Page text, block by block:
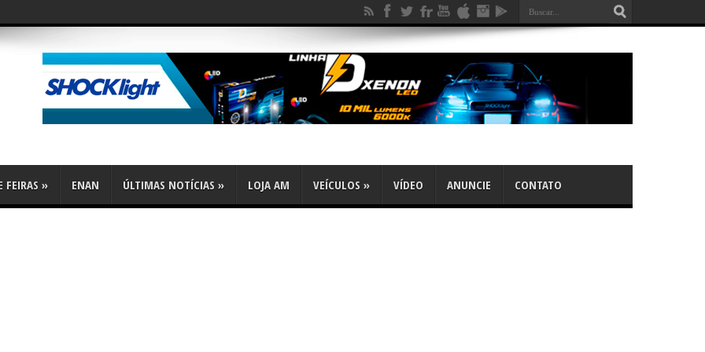
FEIRAS » ENAN ÚLTIMAS NOTÍCIAS » LOJA AM VEÍCULOS » VÍDEO ANUNCIE CONTATO